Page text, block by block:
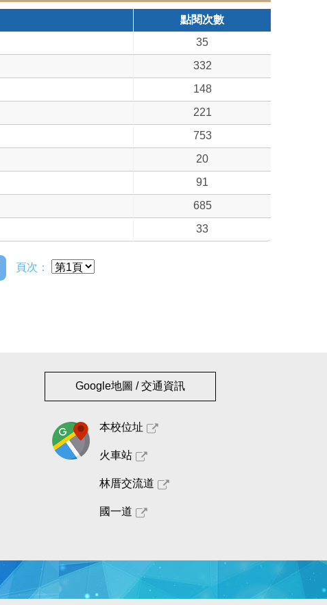
點閱次數
35
332
148
221
753
20
91
685
33
頁次：
Google地圖 / 交通資訊
本校位址
火車站
林厝交流道
國一道